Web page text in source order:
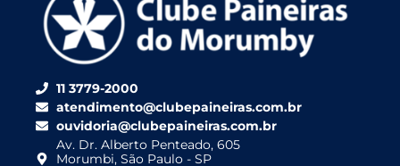
11 3779-2000
atendimento@clubepaineiras.com.br
ouvidoria@clubepaineiras.com.br
Av. Dr. Alberto Penteado, 605
Morumbi, São Paulo - SP